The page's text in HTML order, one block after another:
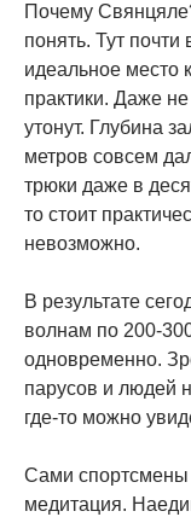
Почему
понять. Тут почти
идеальное место
практики. Даже
утонут. Глубина
метров совсем
трюки даже в
то стоит
невозможно.
В результате
волнам по 200-
одновременно.
парусов и людей
где-то можно
Сами спортсмены
медитация.